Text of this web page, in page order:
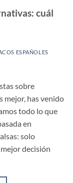
cuál
ESPAÑOLES
sobre
mejor, has venido
todo lo que
en
solo
decisión